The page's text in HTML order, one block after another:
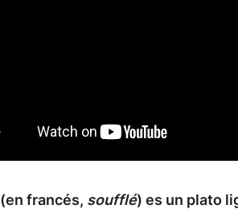
(en francés, soufflé) es un plato